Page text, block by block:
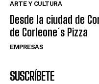
ARTE Y CULTURA
Desde la ciudad de
de Corleone´s Pizza
EMPRESAS
SUSCRÍBETE